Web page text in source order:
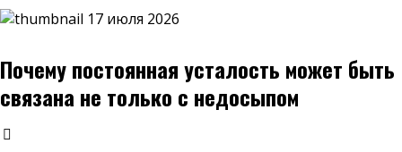
17 июля 2026
Почему постоянная усталость может быть
связана не только с недосыпом